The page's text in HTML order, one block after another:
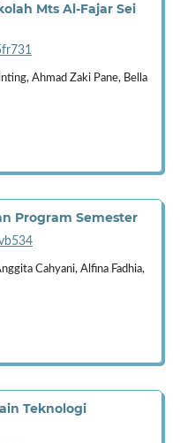
Mts Al-Fajar Sei
Ahmad Zaki Pane, Bella
Program Semester
Cahyani, Alfina Fadhia,
Teknologi